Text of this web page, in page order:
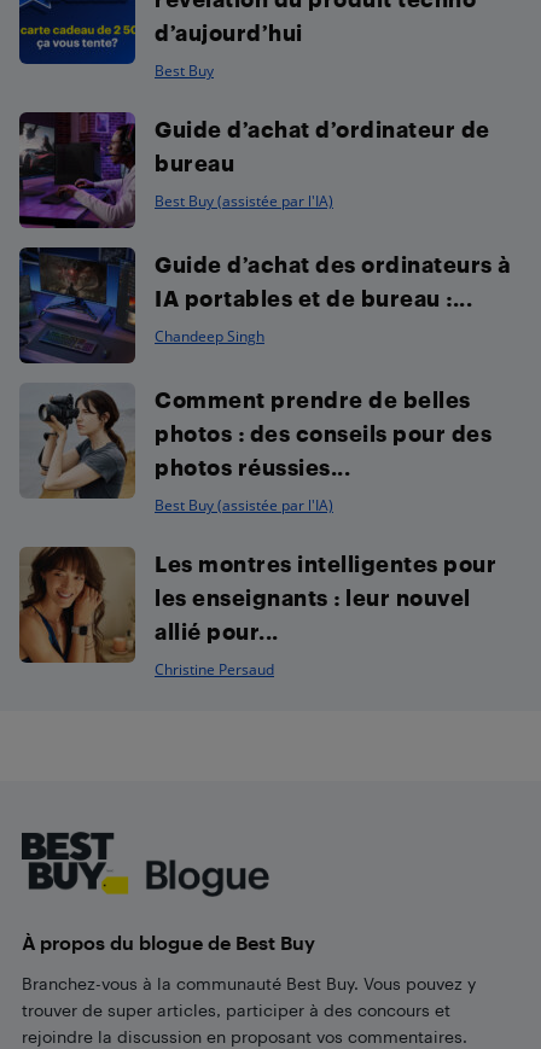
d’aujourd’hui
Best Buy
Guide d’achat d’ordinateur de
bureau
Best Buy (assistée par l'IA)
Guide d’achat des ordinateurs à
IA portables et de bureau :...
Chandeep Singh
Comment prendre de belles
photos : des conseils pour des
photos réussies...
Best Buy (assistée par l'IA)
Les montres intelligentes pour
les enseignants : leur nouvel
allié pour...
Christine Persaud
À propos du blogue de Best Buy
Branchez-vous à la communauté Best Buy. Vous pouvez y
trouver de super articles, participer à des concours et
rejoindre la discussion en proposant vos commentaires.